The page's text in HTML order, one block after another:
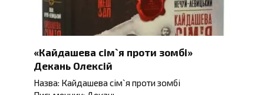
«Кайдашева сім`я проти зомбі»
Декань Олексій
Назва: Кайдашева сім`я проти зомбі